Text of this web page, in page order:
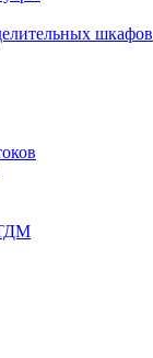
шкафов